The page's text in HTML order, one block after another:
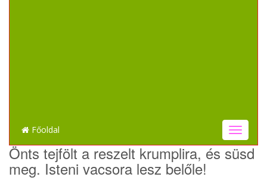
Főoldal
T
o
g
Önts tejfölt a reszelt krumplira, és süsd
meg. Isteni vacsora lesz belőle!